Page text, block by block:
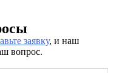
заявку, и наш
вопрос.